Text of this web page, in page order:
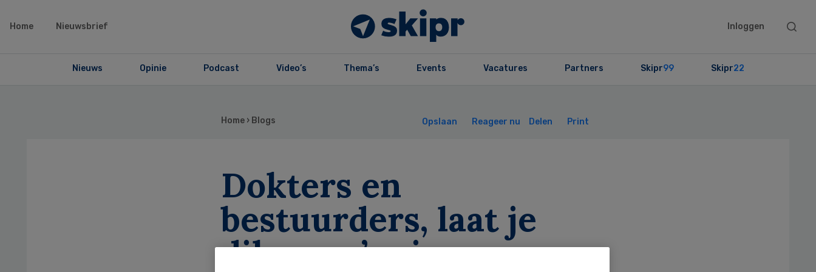
Home Nieuwsbrief Inloggen
Search
Nieuws Opinie Podcast Video’s Thema’s Events Vacatures Partners Skipr99 Skipr22
Home › Blogs Opslaan Reageer nu Delen Print
Dokters en
bestuurders, laat je
dilemma’s zien